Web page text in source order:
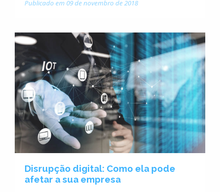
Publicado em 09 de novembro de 2018
Disrupção digital: Como ela pode
afetar a sua empresa